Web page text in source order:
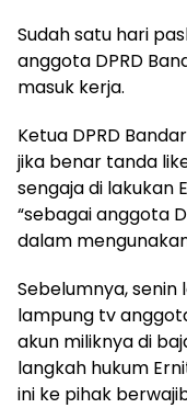
Sudah satu hari
anggota DPRD
masuk kerja.
Ketua DPRD
jika benar tanda
sengaja di lakukan
“sebagai anggota
dalam
Sebelumnya,
lampung tv
akun miliknya di
langkah hukum
ini ke pihak